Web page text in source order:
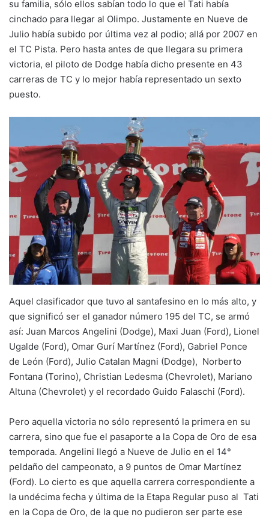
su familia, sólo ellos sabían todo lo que el Tati había
cinchado para llegar al Olimpo. Justamente en Nueve de
Julio había subido por última vez al podio; allá por 2007 en
el TC Pista. Pero hasta antes de que llegara su primera
victoria, el piloto de Dodge había dicho presente en 43
carreras de TC y lo mejor había representado un sexto
puesto.
Aquel clasificador que tuvo al santafesino en lo más alto, y
que significó ser el ganador número 195 del TC, se armó
así: Juan Marcos Angelini (Dodge), Maxi Juan (Ford), Lionel
Ugalde (Ford), Omar Gurí Martínez (Ford), Gabriel Ponce
de León (Ford), Julio Catalan Magni (Dodge), Norberto
Fontana (Torino), Christian Ledesma (Chevrolet), Mariano
Altuna (Chevrolet) y el recordado Guido Falaschi (Ford).
Pero aquella victoria no sólo representó la primera en su
carrera, sino que fue el pasaporte a la Copa de Oro de esa
temporada. Angelini llegó a Nueve de Julio en el 14°
peldaño del campeonato, a 9 puntos de Omar Martínez
(Ford). Lo cierto es que aquella carrera correspondiente a
la undécima fecha y última de la Etapa Regular puso al Tati
en la Copa de Oro, de la que no pudieron ser parte ese